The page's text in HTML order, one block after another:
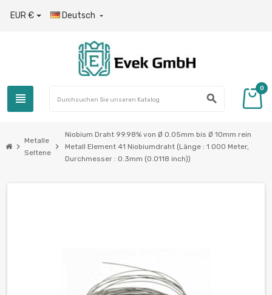
EUR € Deutsch 
view_headline search
0
chevron_right
Metalle
Seltene
chevron_right
Niobium Draht 99.98% von Ø 0.05mm bis Ø 10mm rein
Metall Element 41 Niobiumdraht (Länge : 1 000 Meter,
Durchmesser : 0.3mm (0.0118 inch))